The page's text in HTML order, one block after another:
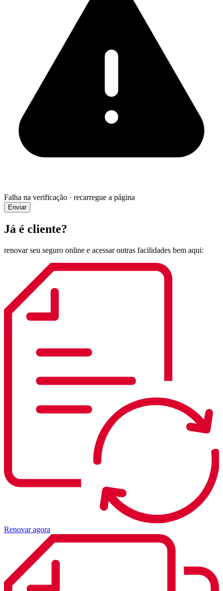
Falha na verificação · recarregue a página
Enviar
Já é cliente?
renovar seu seguro online e acessar outras facilidades bem aqui:
Renovar agora